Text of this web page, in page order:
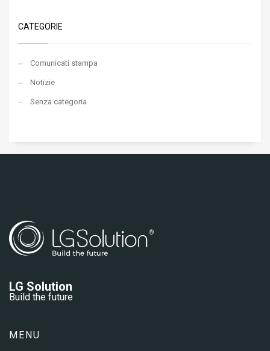
CATEGORIE
Comunicati stampa
Notizie
Senza categoria
LG Solution
Build the future
MENU